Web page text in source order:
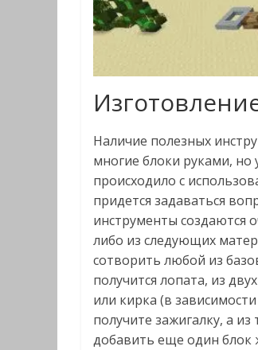
Наличие полезных
многие блоки руками, но
происходило с
придется задаваться
инструменты создаются
либо из следующих
сотворить любой из
получится лопата, из
или кирка (в
получите зажигалку, а
добавить еще один блок